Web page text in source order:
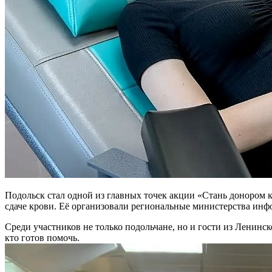
Подольск стал одной из главных точек акции «Стань
сдаче крови. Её организовали региональные министерства
Среди участников не только подольчане, но и гости из
кто готов помочь.